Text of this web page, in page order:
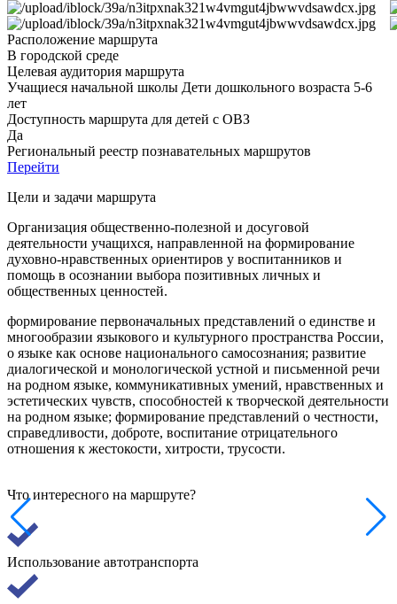
Расположение маршрута
В городской среде
Целевая аудитория маршрута
Учащиеся начальной школы Дети дошкольного возраста 5-6
лет
Доступность маршрута для детей с ОВЗ
Да
Региональный реестр познавательных маршрутов
Перейти
Цели и задачи маршрута
Организация общественно-полезной и досуговой
деятельности учащихся, направленной на формирование
духовно-нравственных ориентиров у воспитанников и
помощь в осознании выбора позитивных личных и
общественных ценностей.
формирование первоначальных представлений о единстве и
многообразии языкового и культурного пространства России,
о языке как основе национального самосознания; развитие
диалогической и монологической устной и письменной речи
на родном языке, коммуникативных умений, нравственных и
эстетических чувств, способностей к творческой деятельности
на родном языке; формирование представлений о честности,
справедливости, доброте, воспитание отрицательного
отношения к жестокости, хитрости, трусости.
Что интересного на маршруте?
Использование автотранспорта